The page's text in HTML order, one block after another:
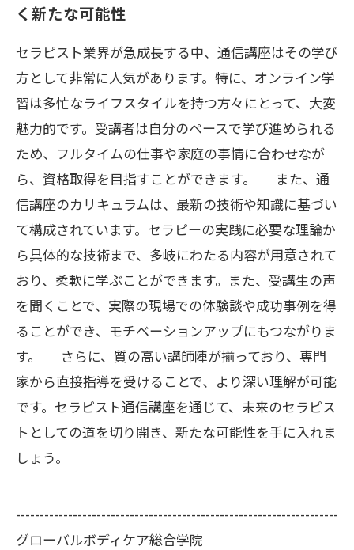
く新たな可能性
セラピスト業界が急成長する中、通信講座はその学び
方として非常に人気があります。特に、オンライン学
習は多忙なライフスタイルを持つ方々にとって、大変
魅力的です。受講者は自分のペースで学び進められる
ため、フルタイムの仕事や家庭の事情に合わせなが
ら、資格取得を目指すことができます。 また、通
信講座のカリキュラムは、最新の技術や知識に基づい
て構成されています。セラピーの実践に必要な理論か
ら具体的な技術まで、多岐にわたる内容が用意されて
おり、柔軟に学ぶことができます。また、受講生の声
を聞くことで、実際の現場での体験談や成功事例を得
ることができ、モチベーションアップにもつながりま
す。 さらに、質の高い講師陣が揃っており、専門
家から直接指導を受けることで、より深い理解が可能
です。セラピスト通信講座を通じて、未来のセラピス
トとしての道を切り開き、新たな可能性を手に入れま
しょう。
--------------------------------------------------------------------
グローバルボディケア総合学院